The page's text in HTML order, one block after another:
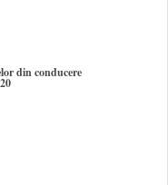
din conducere